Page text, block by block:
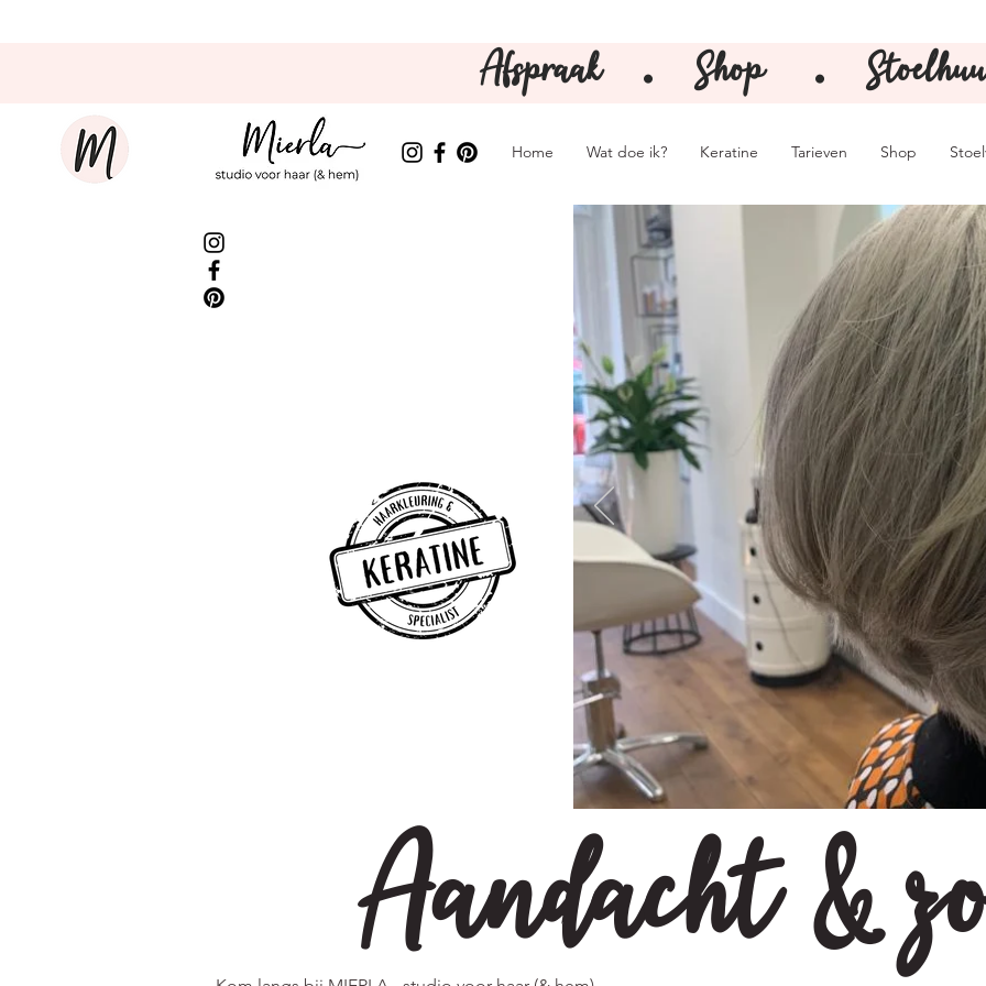
Afspraak ⚫️ Shop ⚫️
Home Wat doe ik? Keratine Tarieven Shop
Aandacht &